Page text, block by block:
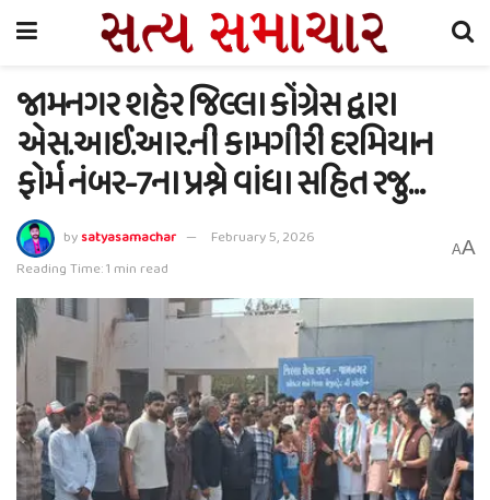
જામનગર શહેર જિલ્લા કોંગ્રેસ દ્વારા
એસ.આઈ.આર.ની કામગીરી દરમિયાન
ફોર્મ નંબર-7ના પ્રશ્ને વાંધા સહિત રજુ…
bysatyasamachar
February 5, 2026
Reading Time: 1 min read
AA